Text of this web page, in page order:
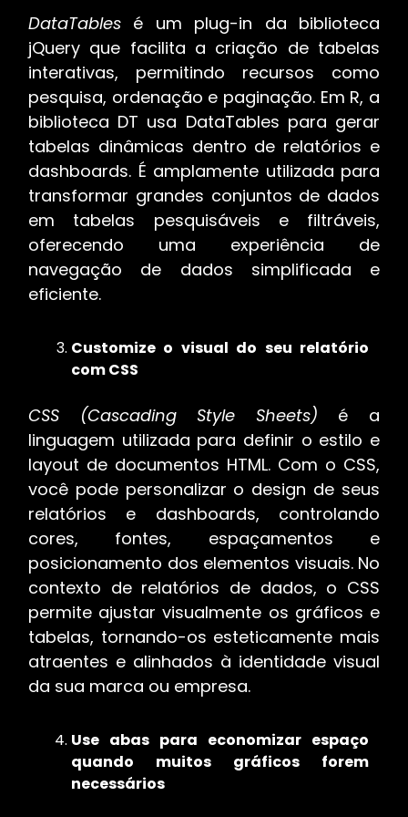
DataTables é um plug-in da biblioteca
jQuery que facilita a criação de tabelas
interativas, permitindo recursos como
pesquisa, ordenação e paginação. Em R, a
biblioteca DT usa DataTables para gerar
tabelas dinâmicas dentro de relatórios e
dashboards. É amplamente utilizada para
transformar grandes conjuntos de dados
em tabelas pesquisáveis e filtráveis,
oferecendo uma experiência de
navegação de dados simplificada e
eficiente.
Customize o visual do seu relatório
com CSS
CSS (Cascading Style Sheets) é a
linguagem utilizada para definir o estilo e
layout de documentos HTML. Com o CSS,
você pode personalizar o design de seus
relatórios e dashboards, controlando
cores, fontes, espaçamentos e
posicionamento dos elementos visuais. No
contexto de relatórios de dados, o CSS
permite ajustar visualmente os gráficos e
tabelas, tornando-os esteticamente mais
atraentes e alinhados à identidade visual
da sua marca ou empresa.
Use abas para economizar espaço
quando muitos gráficos forem
necessários